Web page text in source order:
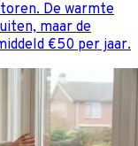
De warmte
maar de
€50 per jaar.